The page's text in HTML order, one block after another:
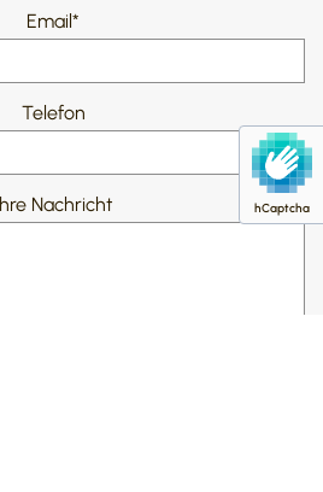
Email*
Telefon
Nachricht hCaptcha